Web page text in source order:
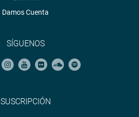
Damos Cuenta
SÍGUENOS
SUSCRIPCIÓN